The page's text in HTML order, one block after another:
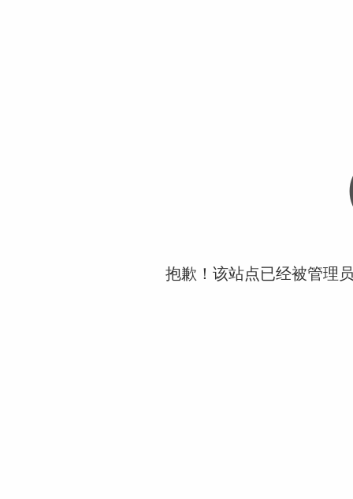
抱歉！该站点已经被管理